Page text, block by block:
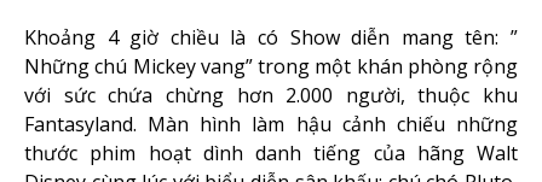
Khoảng 4 giờ chiều là có Show diễn mang tên: ”
Những chú Mickey vang” trong một khán phòng rộng
với sức chứa chừng hơn 2.000 người, thuộc khu
Fantasyland. Màn hình làm hậu cảnh chiếu những
thước phim hoạt dình danh tiếng của hãng Walt